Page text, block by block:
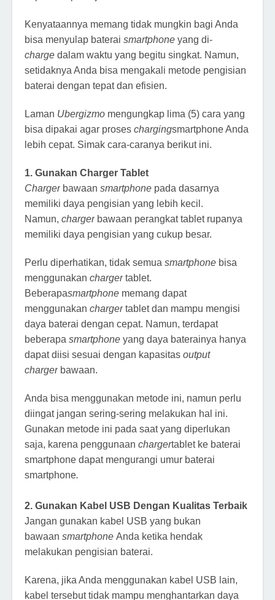
Kenyataannya memang tidak mungkin bagi Anda
bisa menyulap baterai smartphone yang di-
charge dalam waktu yang begitu singkat. Namun,
setidaknya Anda bisa mengakali metode pengisian
baterai dengan tepat dan efisien.
Laman Ubergizmo mengungkap lima (5) cara yang
bisa dipakai agar proses chargingsmartphone Anda
lebih cepat. Simak cara-caranya berikut ini.
1. Gunakan Charger Tablet
Charger bawaan smartphone pada dasarnya
memiliki daya pengisian yang lebih kecil.
Namun, charger bawaan perangkat tablet rupanya
memiliki daya pengisian yang cukup besar.
Perlu diperhatikan, tidak semua smartphone bisa
menggunakan charger tablet.
Beberapasmartphone memang dapat
menggunakan charger tablet dan mampu mengisi
daya baterai dengan cepat. Namun, terdapat
beberapa smartphone yang daya baterainya hanya
dapat diisi sesuai dengan kapasitas output
charger bawaan.
Anda bisa menggunakan metode ini, namun perlu
diingat jangan sering-sering melakukan hal ini.
Gunakan metode ini pada saat yang diperlukan
saja, karena penggunaan chargertablet ke baterai
smartphone dapat mengurangi umur baterai
smartphone.
2. Gunakan Kabel USB Dengan Kualitas Terbaik
Jangan gunakan kabel USB yang bukan
bawaan smartphone Anda ketika hendak
melakukan pengisian baterai.
Karena, jika Anda menggunakan kabel USB lain,
kabel tersebut tidak mampu menghantarkan daya